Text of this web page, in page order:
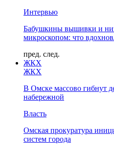
Интервью
Бабушкины вышивки и
микроскопом: что
пред. след.
ЖКХ
ЖКХ
В Омске массово гибнут
набережной
Власть
Омская прокуратура
систем города